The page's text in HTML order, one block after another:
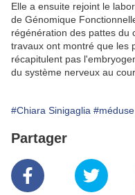
Elle a ensuite rejoint le
de Génomique
régénération des pattes du
travaux ont montré que les
récapitulent pas
du système nerveux au
#Chiara Sinigaglia #méduse
Partager